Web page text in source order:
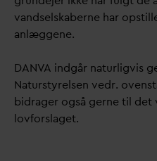
vandselskaberne har
anlæggene.
DANVA indgår naturligvis
Naturstyrelsen vedr.
bidrager også gerne til
lovforslaget.